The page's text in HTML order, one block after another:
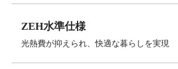
ZEH水準仕様
光熱費が抑えられ、快適な暮らしを実現